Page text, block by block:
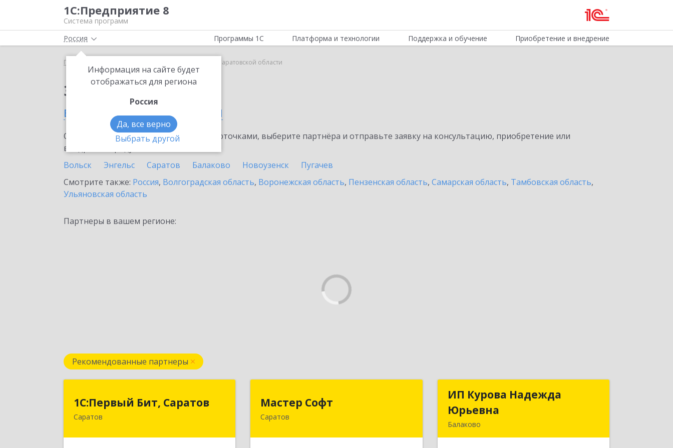
1С:Предприятие 8
Система программ
Россия
Информация на сайте будет
отображаться для региона
Россия
Да, все верно
Выбрать другой
Программы 1С Платформа и технологии Поддержка и обучение Приобретение и внедрение
Главная 1С:МДЛП в Саратовской области
Заказать 1С:МДЛП
в Саратовской области
Ознакомьтесь с информационными карточками, выберите партнёра и отправьте заявку на консультацию, приобретение или
внедрение продукта.
Вольск
Энгельс Саратов Балаково Новоузенск
Пугачев
Смотрите также: Россия, Волгоградская область, Воронежская область, Пензенская область, Самарская область, Тамбовская область,
Ульяновская область
Партнеры в вашем регионе:
Рекомендованные партнеры
1С:Первый Бит, Саратов
Саратов
1С:Первый Бит, Саратов
410005, Саратовская обл, Саратов г,
Мастер Софт
Саратов
410012, Саратовская обл, Саратов г,
ИП Курова Надежда
Юрьевна
Балаково
ИП Курова Надежда